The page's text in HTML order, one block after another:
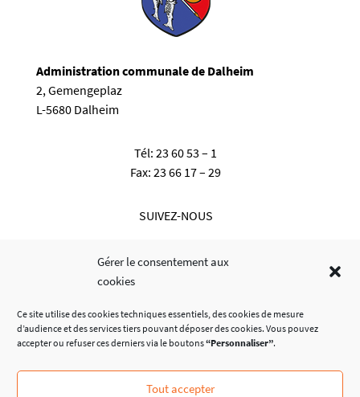
Gérer le consentement aux
cookies
Ce site utilise des cookies techniques essentiels, des cookies de mesure
d’audience et des services tiers pouvant déposer des cookies. Vous pouvez
accepter ou refuser ces derniers via le boutons“Personnaliser”.
Tout accepter
Administration communale de Dalheim
2, Gemengeplaz
L-5680 Dalheim
Tél:23 60 53 – 1
Fax:23 66 17 – 29
SUIVEZ-NOUS